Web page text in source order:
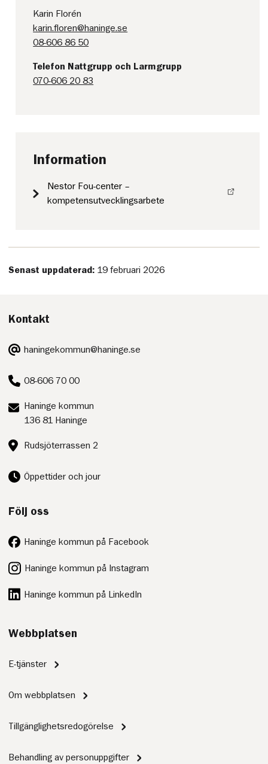
Karin Florén
karin.floren@haninge.se
08-606 86 50
Telefon Nattgrupp och Larmgrupp
070-606 20 83
Information
Nestor Fou-center –
kompetensutvecklingsarbete
Senast uppdaterad: 19 februari 2026
Kontakt
E-
post:
haningekommun@haninge.se
Telefon:
08-606 70 00
Postadress:
Haninge kommun
136 81 Haninge
Besöksadress:
Rudsjöterrassen 2
Öppettider och jour
Följ oss
Haninge kommun på Facebook
Haninge kommun på Instagram
Haninge kommun på LinkedIn
Webbplatsen
E-tjänster
Om webbplatsen
Tillgänglighetsredogörelse
Behandling av personuppgifter